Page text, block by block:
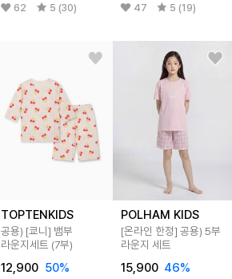
62 5 (30) 47 5 (19)
TOPTENKIDS
공용) [쿄니] 뱀부
라운지세트 (7부)
12,900 50%
POLHAM KIDS
[온라인 한정] 공용) 5부
라운지 세트
15,900 46%